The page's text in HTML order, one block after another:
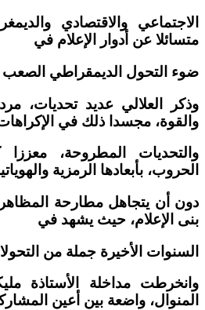
الاجتماعي والاقتصادي
متسائلا عن أدوار الإعلام في
ضوء التحول الديمقراطي الصعب
وذكر العلالي عديد تحديات،
والقوة، مجسدا ذلك في
والتحديات المطروحة،
الحروب، بأبعادها الرمزية
دون أن يتجاهل مطارحة المظاهر
بنى الإعلام، حيث يشهد في
السنوات الأخيرة جملة من
وانخرطت مداخلة الأستاذة
المنوال، واضعة بين أعين